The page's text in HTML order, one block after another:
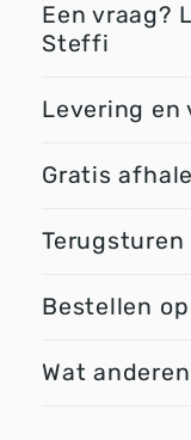
Een vraag?
Steffi
Levering en
Gratis
Terugsturen
Bestellen
Wat